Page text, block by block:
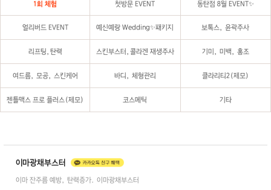
1회 체험 첫방문 EVENT 동탄점 8월 EVENT✨
얼리버드 EVENT 예신예랑 Wedding✨패키지 보톡스, 윤곽주사
리프팅,탄력 스킨부스터,콜라겐 재생주사 기미, 미백, 홍조
여드름, 모공, 스킨케어 바디, 체형관리 클라리티2(제모)
젠틀맥스 프로 플러스(제모) 코스메틱 기타
이마광채부스터
이마 잔주름 예방, 탄력증가. 이마광채부스터